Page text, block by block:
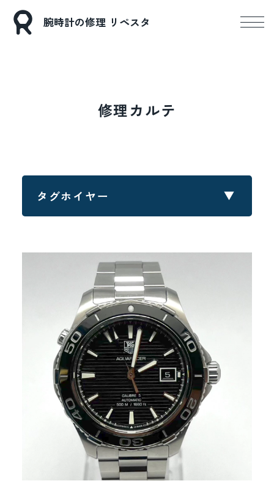
腕時計の修理 リペスタ
修理カルテ
タグホイヤー
ロレックス
オメガ
カルティエ
タグホイヤー
エルメス
ブルガリ